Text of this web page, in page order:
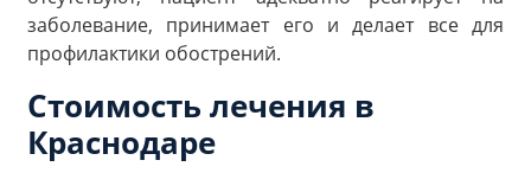
заболевание, принимает его и делает все для
профилактики обострений.
Стоимость лечения в
Краснодаре